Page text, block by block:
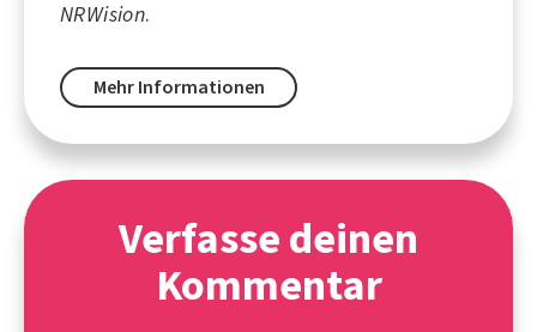
NRWision.
Mehr Informationen
Verfasse deinen
Kommentar